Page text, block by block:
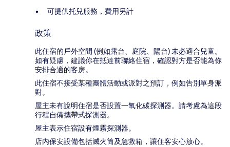
可提供托兒服務，費用另計
政策
此住宿的戶外空間 (例如露台、庭院、陽台) 未必適合兒童。
如有疑慮，建議你在抵達前聯絡住宿，確認對方是否能為你
安排合適的客房。
此住宿不接受某種團體活動或派對之預訂，例如告別單身派
對。
屋主未有說明住宿是否設置一氧化碳探測器。請考慮為這段
行程自備攜帶式探測器。
屋主表示住宿設有煙霧探測器。
店內保安設備包括滅火筒及急救箱，讓住客安心放心。